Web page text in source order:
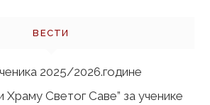
ВЕСТИ
2025/2026.године
Светог Саве” за ученике